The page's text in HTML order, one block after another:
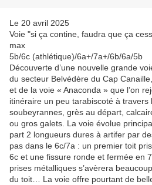
Le 20 avril 2025
Voie "si ça contine, faudra que ça
max
5b/6c (athlétique)/6a+/7a+/6b/6a/5b
Découverte d’une nouvelle grande
du secteur Belvédère du Cap
et de la voie « Anaconda » que l’on
itinéraire un peu tarabiscoté à
soubeyrannes, grès au départ,
ou gros galets. La voie évolue
part 2 longueurs dures à artifer par
pas dans le 6c/7a : un premier toit
6c et une fissure ronde et fermée en
prises métalliques s’avèrera
du toit… La voie offre pourtant de